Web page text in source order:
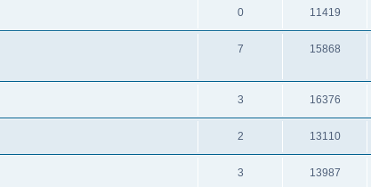
0 11419
7 15868
3 16376
2 13110
3 13987